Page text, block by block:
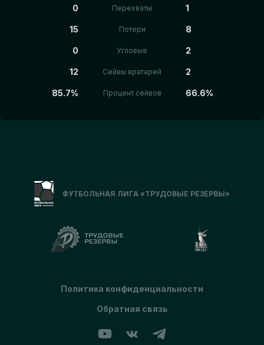
0 Перехваты 1
15 Потери 8
0 Угловые 2
12 Сейвы вратарей 2
85.7% Процент сейвов 66.6%
ФУТБОЛЬНАЯ ЛИГА «ТРУДОВЫЕ РЕЗЕРВЫ»
Политика конфиденциальности
Обратная связь